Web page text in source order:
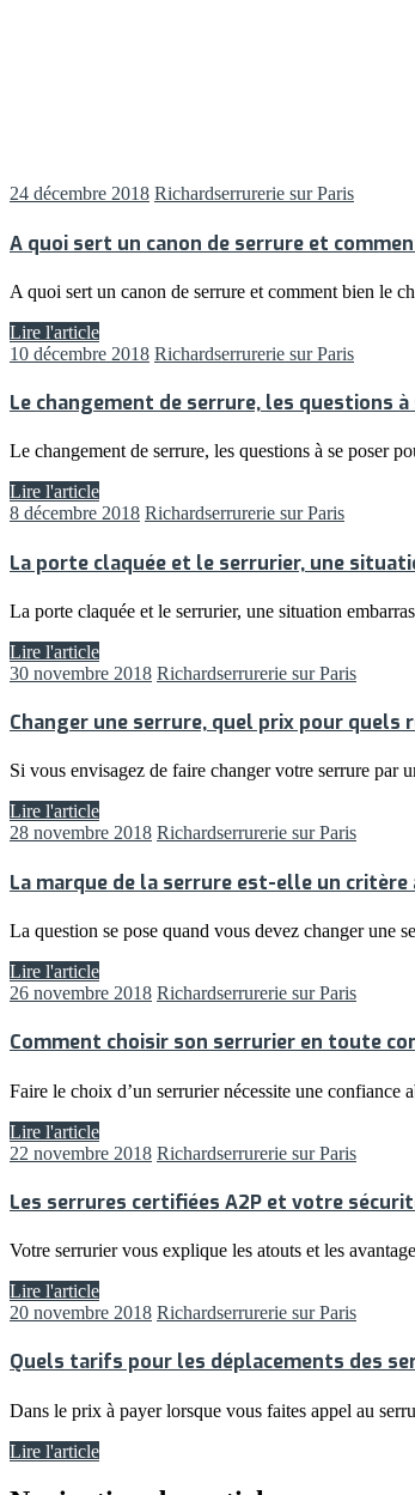
24 décembre 2018 Richardserrurerie sur Paris
A quoi sert un canon de serrure et
A quoi sert un canon de serrure et comment bien le
Lire l'article
10 décembre 2018 Richardserrurerie sur Paris
Le changement de serrure, les questions
Le changement de serrure, les questions à se poser
Lire l'article
8 décembre 2018 Richardserrurerie sur Paris
La porte claquée et le serrurier, une
La porte claquée et le serrurier, une situation
Lire l'article
30 novembre 2018 Richardserrurerie sur Paris
Changer une serrure, quel prix pour
Si vous envisagez de faire changer votre serrure par
Lire l'article
28 novembre 2018 Richardserrurerie sur Paris
La marque de la serrure est-elle un
La question se pose quand vous devez changer une
Lire l'article
26 novembre 2018 Richardserrurerie sur Paris
Comment choisir son serrurier en toute
Faire le choix d’un serrurier nécessite une
Lire l'article
22 novembre 2018 Richardserrurerie sur Paris
Les serrures certifiées A2P et votre
Votre serrurier vous explique les atouts et les
Lire l'article
20 novembre 2018 Richardserrurerie sur Paris
Quels tarifs pour les déplacements des
Dans le prix à payer lorsque vous faites appel au
Lire l'article